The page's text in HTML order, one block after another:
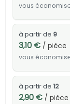
vous
à partir de 9
3,10 €/ pièce
vous
à partir de 12
2,90 €/ pièce